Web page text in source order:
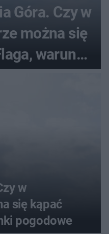
Góra. Czy w
można się
warunki
w
się kąpać
pogodowe